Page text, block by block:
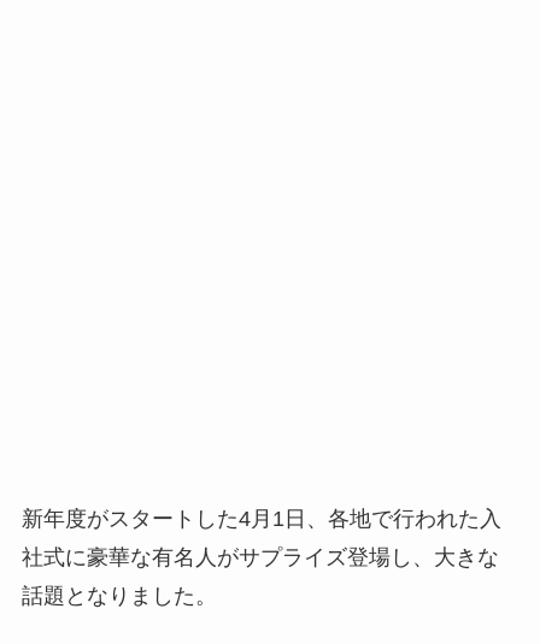
新年度がスタートした4月1日、各地で行われた入
社式に豪華な有名人がサプライズ登場し、大きな
話題となりました。